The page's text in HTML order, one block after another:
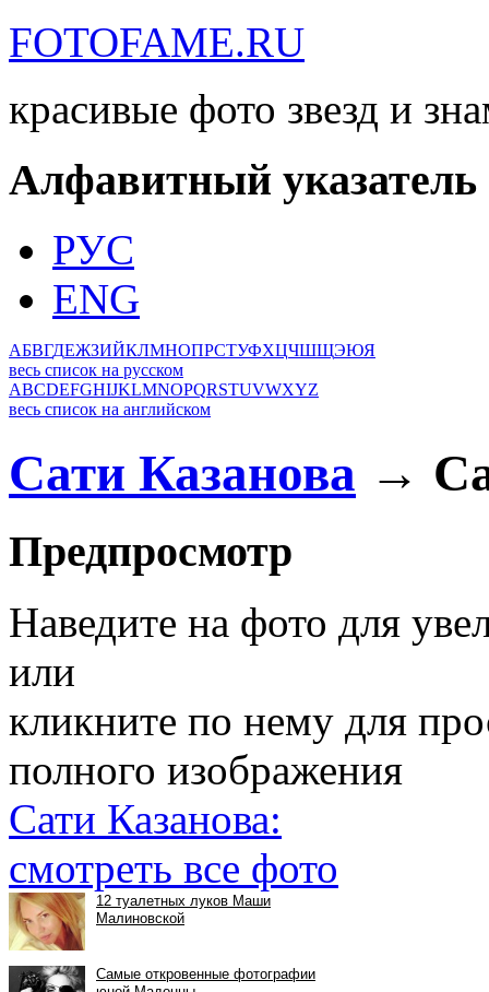
FOTOFAME.RU
красивые фото звезд и
Алфавитный указатель
РУС
ENG
АБВГДЕЖЗИЙКЛМНОПРСТУФХЦЧШЩЭЮЯ
весь список на русском
ABCDEFGHIJKLMNOPQRSTUVWXYZ
весь список на английском
Сати Казанова →
Предпросмотр
Наведите на фото для
или
кликните по нему для
полного изображения
Сати Казанова:
смотреть все фото